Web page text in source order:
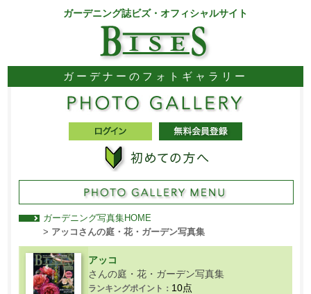
ガーデニング誌ビズ・オフィシャルサイト
ガーデナーのフォトギャラリー
ガーデニング写真集HOME
> アッコさんの庭・花・ガーデン写真集
アッコ
さんの庭・花・ガーデン写真集
ランキングポイント： 10点